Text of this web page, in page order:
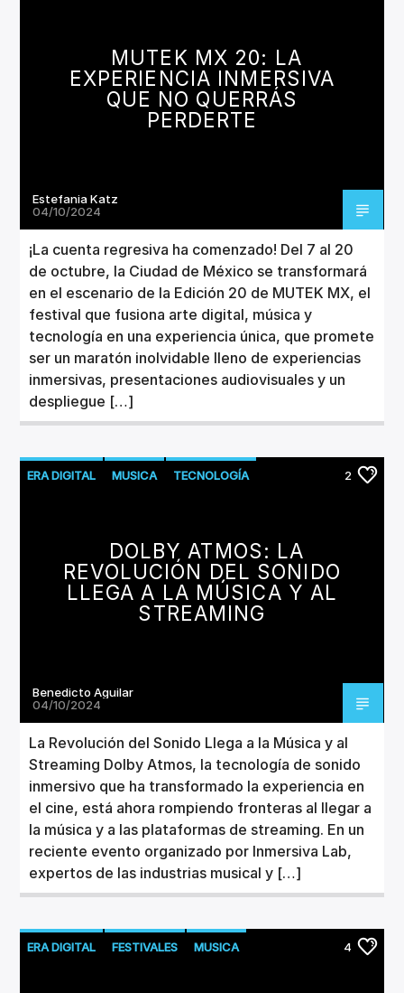
MUTEK MX 20: LA
EXPERIENCIA INMERSIVA
QUE NO QUERRÁS
PERDERTE
Estefania Katz
04/10/2024
¡La cuenta regresiva ha comenzado! Del 7 al 20
de octubre, la Ciudad de México se transformará
en el escenario de la Edición 20 de MUTEK MX, el
festival que fusiona arte digital, música y
tecnología en una experiencia única, que promete
ser un maratón inolvidable lleno de experiencias
inmersivas, presentaciones audiovisuales y un
despliegue […]
ERA DIGITAL MUSICA TECNOLOGÍA 2
DOLBY ATMOS: LA
REVOLUCIÓN DEL SONIDO
LLEGA A LA MÚSICA Y AL
STREAMING
Benedicto Aguilar
04/10/2024
La Revolución del Sonido Llega a la Música y al
Streaming Dolby Atmos, la tecnología de sonido
inmersivo que ha transformado la experiencia en
el cine, está ahora rompiendo fronteras al llegar a
la música y a las plataformas de streaming. En un
reciente evento organizado por Inmersiva Lab,
expertos de las industrias musical y […]
ERA DIGITAL FESTIVALES MUSICA 4